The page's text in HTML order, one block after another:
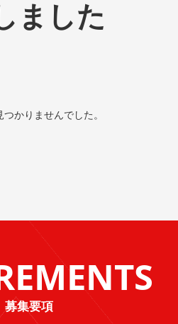
ました
かりませんでした。
募集要項